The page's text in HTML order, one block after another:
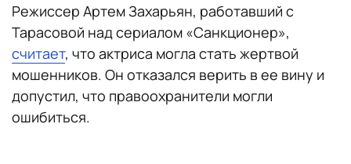
Режиссер Артем Захарьян, работавший с
Тарасовой над сериалом «Санкционер»,
считает, что актриса могла стать жертвой
мошенников. Он отказался верить в ее вину и
допустил, что правоохранители могли
ошибиться.